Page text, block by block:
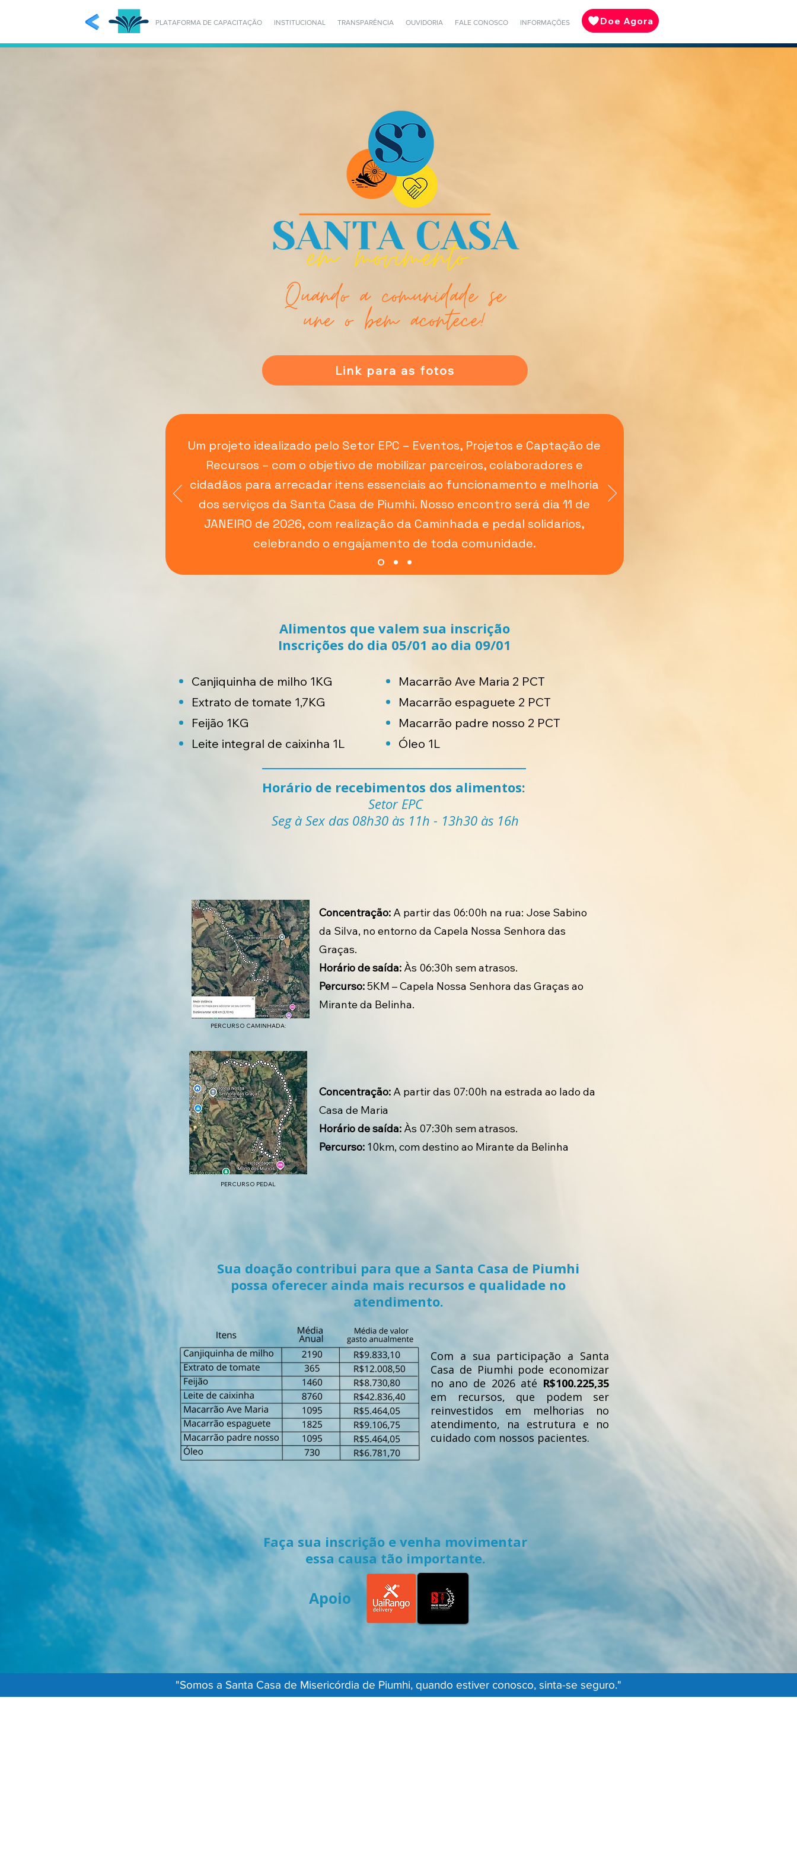
PLATAFORMA DE CAPACITAÇÃO INSTITUCIONAL TRANSPARÊNCIA OUVIDORIA FALE CONOSCO INFORMAÇÕES Doe Agora
Link para as fotos
Um projeto idealizado pelo Setor EPC – Eventos, Projetos e Captação de
Recursos – com o objetivo de mobilizar parceiros, colaboradores e
cidadãos para arrecadar itens essenciais ao funcionamento e melhoria
dos serviços da Santa Casa de Piumhi. Nosso encontro será dia 11 de
JANEIRO de 2026, com realização da Caminhada e pedal solidarios,
celebrando o engajamento de toda comunidade.
Alimentos que valem sua inscrição
Inscrições do dia 05/01 ao dia 09/01
Canjiquinha de milho 1KG
Extrato de tomate 1,7KG
Feijão 1KG
Leite integral de caixinha 1L
Macarrão Ave Maria 2 PCT
Macarrão espaguete 2 PCT
Macarrão padre nosso 2 PCT
Óleo 1L
Horário de recebimentos dos alimentos:
Setor EPC
Seg à Sex das 08h30 às 11h - 13h30 às 16h
Concentração:A partir das 06:00h na rua: Jose Sabino
da Silva, no entorno da Capela Nossa Senhora das
Graças.
Horário de saída:Às 06:30h sem atrasos.
Percurso:5KM – Capela Nossa Senhora das Graças ao
Mirante da Belinha.
PERCURSO CAMINHADA:
Concentração:A partir das 07:00h na estrada ao lado da
Casa de Maria
Horário de saída:Às 07:30h sem atrasos.
Percurso: 10km, com destino ao Mirante da Belinha
PERCURSO PEDAL
Sua doação contribui para que a Santa Casa de Piumhi
possa oferecer ainda mais recursos e qualidade no
atendimento.
Com a sua participação a Santa
Casa de Piumhi pode economizar
no ano de 2026 até R$100.225,35
em recursos, que podem ser
reinvestidos em melhorias no
atendimento, na estrutura e no
cuidado com nossos pacientes.
Faça sua inscrição e venha movimentar
essa causa tão importante.
Apoio
"Somos a Santa Casa de Misericórdia de Piumhi, quando estiver conosco, sinta-se seguro."